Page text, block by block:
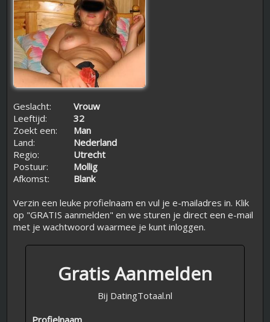
Geslacht:
Vrouw
Leeftijd:
32
Zoekt een:
Man
Land:
Nederland
Regio:
Utrecht
Postuur:
Mollig
Afkomst:
Blank
Verzin een leuke profielnaam en vul je e-mailadres in. Klik
op "GRATIS aanmelden" en we sturen je direct een e-mail
met je wachtwoord waarmee je kunt inloggen.
Gratis Aanmelden
Bij DatingTotaal.nl